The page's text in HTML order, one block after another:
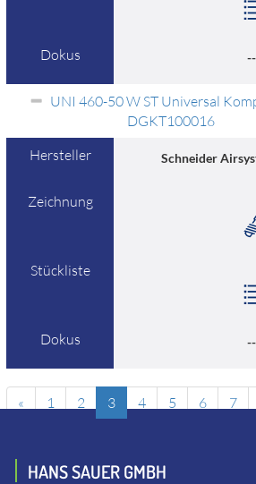
Dokus
UNI 460-50 W ST Universal
DGKT100016
Hersteller Schneider
Zeichnung
Stückliste
Dokus
« 1 2 3 4 5 6 7
HANS SAUER GMBH